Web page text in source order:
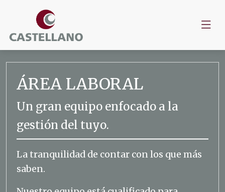
ÁREA LABORAL
Un gran equipo enfocado a la
gestión del tuyo.
La tranquilidad de contar con los que más
saben.